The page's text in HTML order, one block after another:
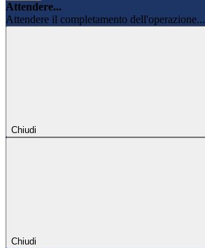
Attendere...
Attendere il completamento dell'operazione...
Chiudi
Chiudi